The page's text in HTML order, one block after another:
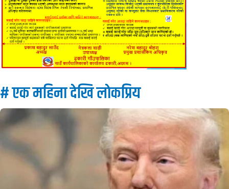
# एक महिना देखि लाेकप्रिय